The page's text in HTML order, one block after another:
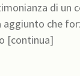
di
aggiunto che
hanno ferito e catturato [continua]